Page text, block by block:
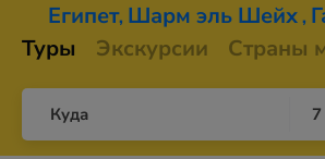
Египет, Шарм эль Шейх ,
Туры
Экскурсии Страны
Куда 7